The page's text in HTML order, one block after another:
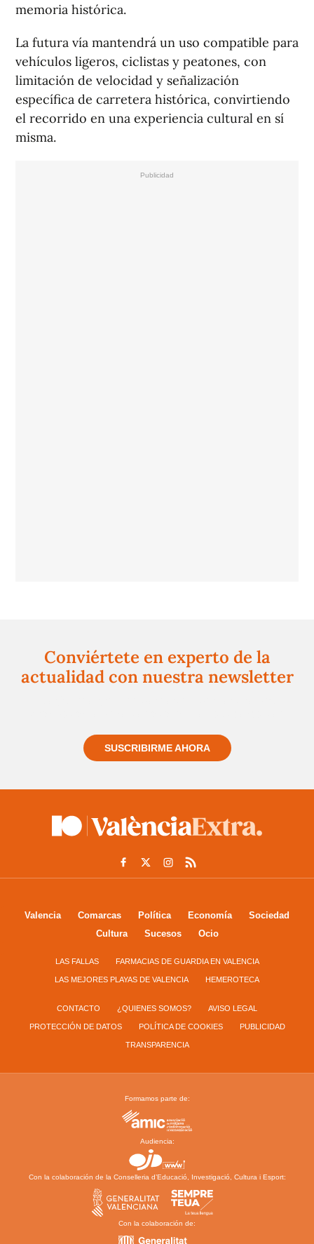
memoria histórica.
La futura vía mantendrá un uso compatible para
vehículos ligeros, ciclistas y peatones, con
limitación de velocidad y señalización
específica de carretera histórica, convirtiendo
el recorrido en una experiencia cultural en sí
misma.
Conviértete en experto de la
actualidad con nuestra newsletter
SUSCRIBIRME AHORA
Valencia Comarcas Política Economía
Sociedad
Cultura
Sucesos Ocio
LAS FALLAS FARMACIAS DE GUARDIA EN VALENCIA
LAS MEJORES PLAYAS DE VALENCIA HEMEROTECA
CONTACTO ¿QUIENES SOMOS? AVISO LEGAL
PROTECCIÓN DE DATOS POLÍTICA DE COOKIES PUBLICIDAD
TRANSPARENCIA
Formamos parte de:
Audiencia:
Con la colaboración de la Conselleria d’Educació, Investigació, Cultura i Esport:
Con la colaboración de: